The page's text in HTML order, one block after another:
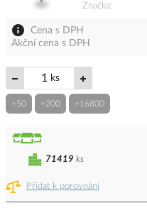
Značka
Cena s DPH
Akční cena s DPH
ks
+50 +200 +16800
Přidat k porovnání
71419 ks